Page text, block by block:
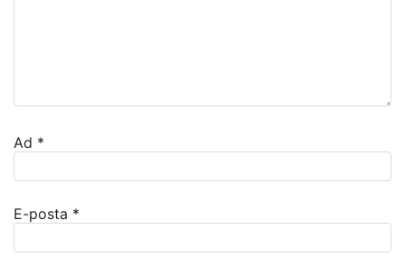
Ad *
E-posta *